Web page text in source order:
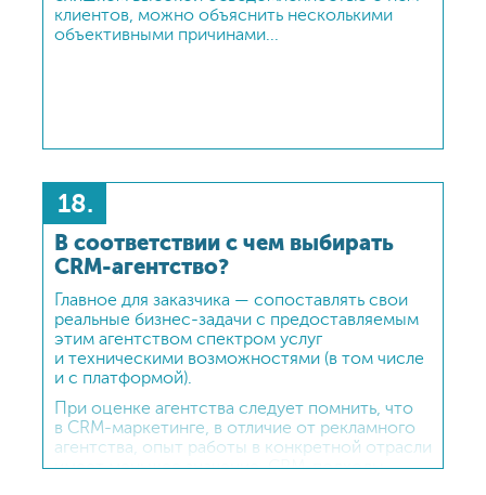
клиентов, можно объяснить несколькими
объективными причинами...
18.
В соответствии с чем выбирать
CRM-агентство?
Главное для заказчика — сопоставлять свои
реальные бизнес-задачи с предоставляемым
этим агентством спектром услуг
и техническими возможностями (в том числе
и с платформой).
При оценке агентства следует помнить, что
в CRM-маркетинге, в отличие от рекламного
агентства, опыт работы в конкретной отрасли
имеет меньшее значение. CRM-подходы,